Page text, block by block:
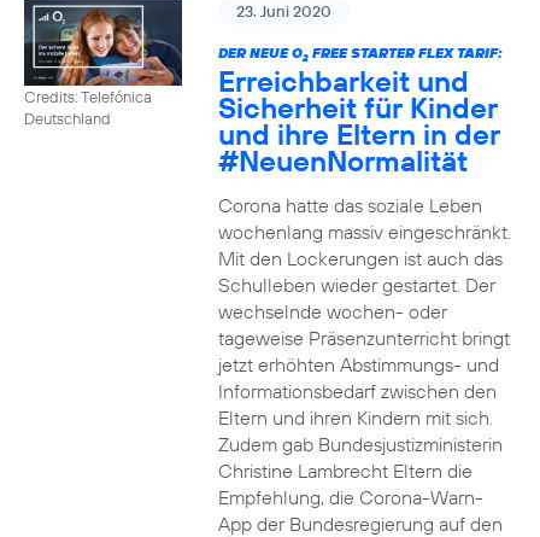
Credits: Telefónica
Deutschland
23. Juni 2020
DER NEUE O2FREE STARTER FLEX TARIF:
Erreichbarkeit und
Sicherheit für Kinder
und ihre Eltern in der
#NeuenNormalität
Corona hatte das soziale Leben
wochenlang massiv eingeschränkt.
Mit den Lockerungen ist auch das
Schulleben wieder gestartet. Der
wechselnde wochen- oder
tageweise Präsenzunterricht bringt
jetzt erhöhten Abstimmungs- und
Informationsbedarf zwischen den
Eltern und ihren Kindern mit sich.
Zudem gab Bundesjustizministerin
Christine Lambrecht Eltern die
Empfehlung, die Corona-Warn-
App der Bundesregierung auf den